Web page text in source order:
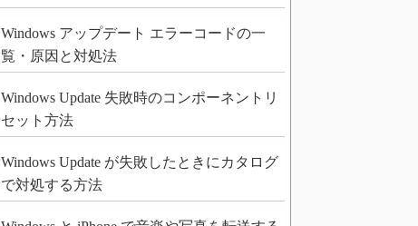
Windows アップデート エラーコードの一
覧・原因と対処法
Windows Update 失敗時のコンポーネントリ
セット方法
Windows Update が失敗したときにカタログ
で対処する方法